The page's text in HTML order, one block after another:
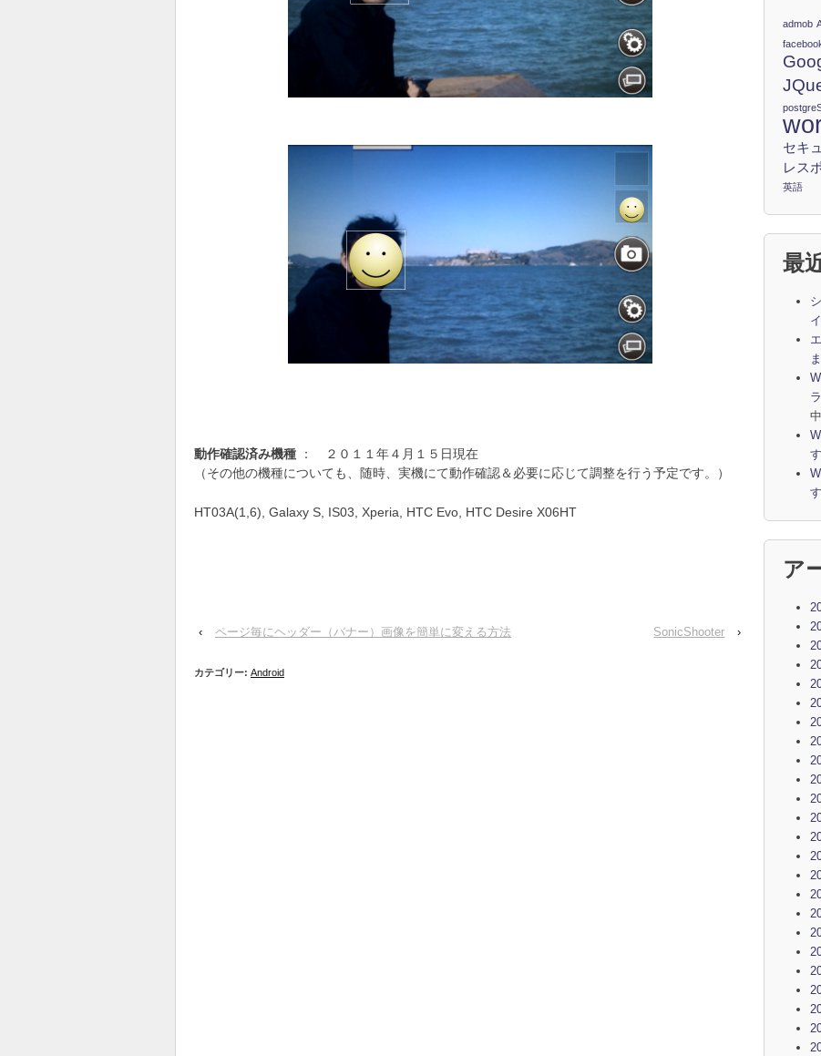
動作確認済み機種 ： ２０１１年４月１５日現在
（その他の機種についても、随時、実機にて動作確認＆必要に応じて調整を行う予定です。）
HT03A(1,6), Galaxy S, IS03, Xperia, HTC Evo, HTC Desire X06HT
‹ ページ毎にヘッダー（バナー）画像を簡単に変える方法 SonicShooter ›
カテゴリー: Android
admob
セキ
レス
英語
最
中
ア